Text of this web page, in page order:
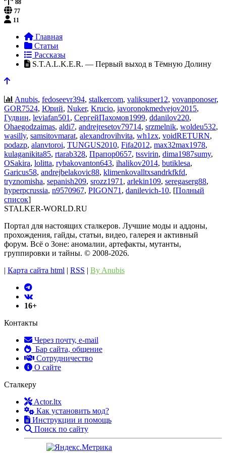
88
77
11
Главная
Статьи
Рассказы
S.T.A.L.K.E.R. — Первый выход в Тёмную Долину
Anubis, fedoseevr394, stalkercom, valiksuper12, vovanponoser,
GOR7524, Юрий, Nuker, Krucio, javoronokmedvejov2015,
Гудвин, leviafan501 , СергейПахомов1999, ddanilov220,
Ohaegodzaimas, aldi7, andrejresetov79714, srzmelnik, woldeu532,
wasilly, samsitovmarat, alexandrovihvita, wh1zx, voidRETURN,
podazp, alanvtoroi, TUNGUS2010, Fifa2012, max32max1978,
kulaganikita85, rtarab328, Прапор0657, tssvirin, dima1987sumy,
OSakira, lolitta, rybakovanton643, ihalikov2014, butiklesa,
Garicus58, andrejbelakovic88, klimenkovalltxsandrkfkfd,
tryznomisha, sepanish209, srozz1971 , arlekin109, seregaserg88,
hyperpcrussia, n9570967, PIGON71 , danilevich-10, [Полный
список]
STALKER-WORLD.RU
Портал для настоящих сталкеров. Лучшие моды и аддоны,
прохождения, гайды, статьи, видео, галерея и активный
форум. Всё о Зоне: аномалии, артефакты, мутанты,
группировки и тайны. ©️ 2008-2026.
| Карта сайта html | RSS | By Anubis
16+
Контакты
Через почту, e-mail
Бар сайта, общение
Сотрудничество
О сайте
Сталкеру
Actor.ltx
Как установить мод?
Инструкции и помощь
Поиск по сайту